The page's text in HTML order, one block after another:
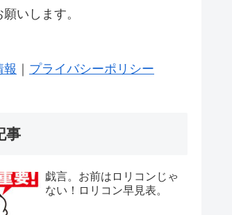
いします。
報 プライバシーポリシー
事
戯言。お前はロリコンじゃ
ない！ロリコン早見表。